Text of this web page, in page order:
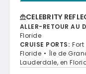
CELEBRITY
ALLER-RETOUR AU
Floride
CRUISE PORTS:
Floride
Île de
Lauderdale, en